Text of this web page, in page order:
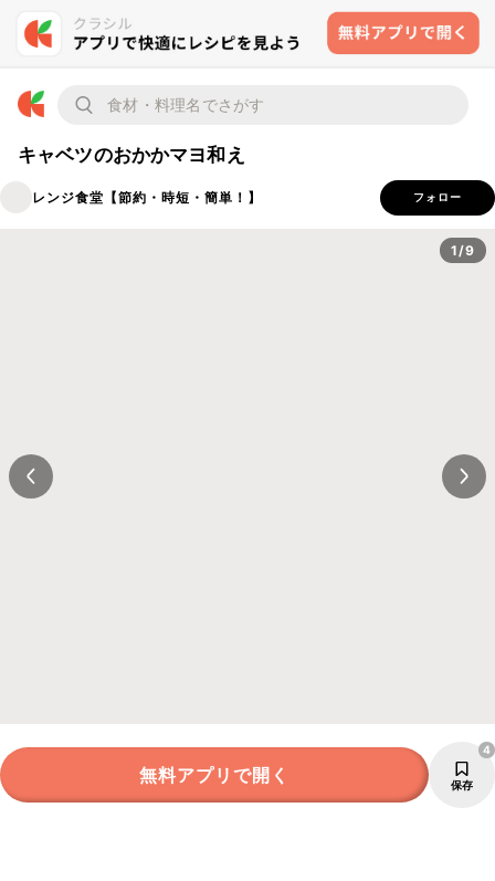
キャベツのおかかマヨ和え
レンジ食堂【節約・時短・簡単！】 フォロー
1/9
無料アプリで開く 保存
4